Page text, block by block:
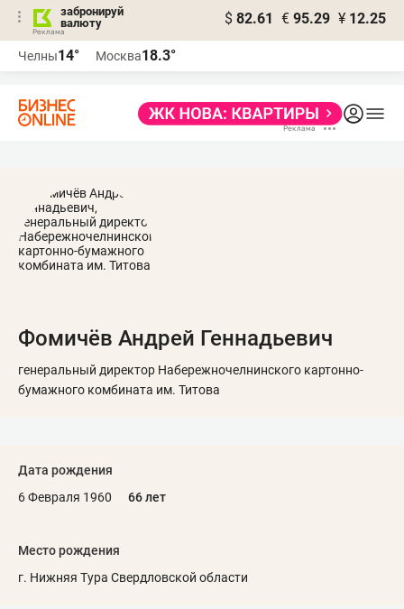
забронируй
валюту
$ 82.61 € 95.29 ¥ 12.25
Челны14° Москва18.3°
Фомичёв Андрей Геннадьевич
генеральный директор Набережночелнинского картонно-
бумажного комбината им. Титова
Дата рождения
6 Февраля 1960
66 лет
Место рождения
г. Нижняя Тура Свердловской области